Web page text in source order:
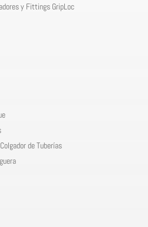
y Fittings GripLoc
de Tuberías